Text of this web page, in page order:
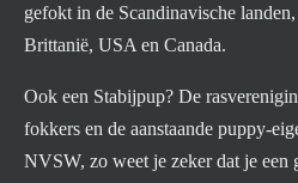
gefokt in de Scandinavische
Brittanië, USA en Canada.
Ook een Stabijpup? De
fokkers en de aanstaande puppy-
NVSW, zo weet je zeker dat je een